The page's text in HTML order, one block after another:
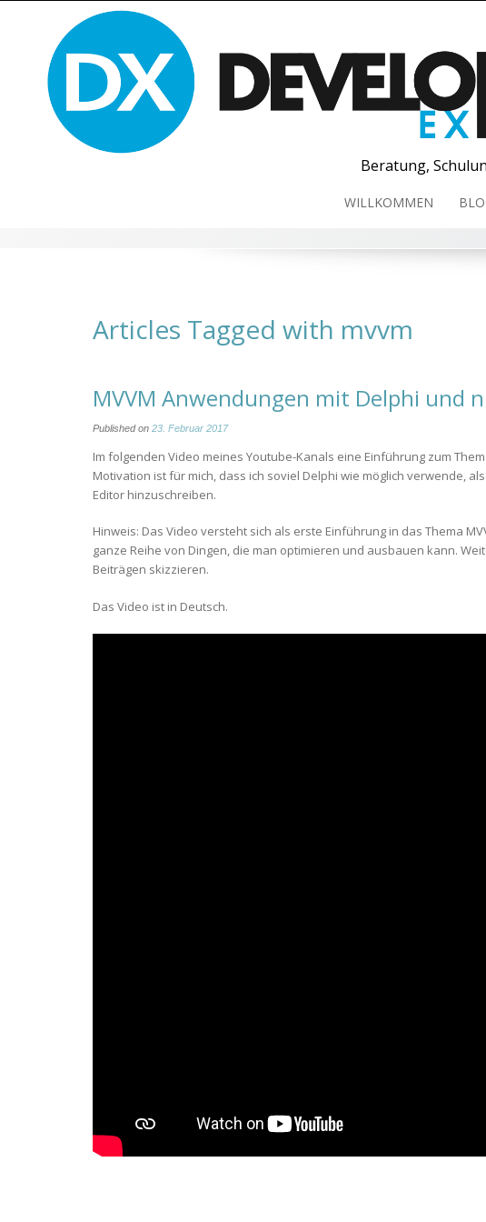
Beratung,
WILLKOMMEN
Articles Tagged with mvvm
MVVM Anwendungen mit Delphi und
Published on 23. Februar 2017
Im folgenden Video meines Youtube-Kanals eine Einführung zum
Motivation ist für mich, dass ich soviel Delphi wie möglich verwende,
Editor hinzuschreiben.
Hinweis: Das Video versteht sich als erste Einführung in das Thema
ganze Reihe von Dingen, die man optimieren und ausbauen kann.
Beiträgen skizzieren.
Das Video ist in Deutsch.